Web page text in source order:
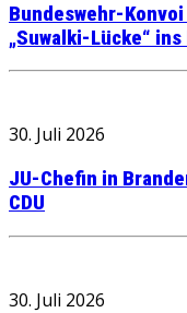
Bundeswehr-
„Suwalki-Lücke“
30. Juli 2026
JU-Chefin in
CDU
30. Juli 2026